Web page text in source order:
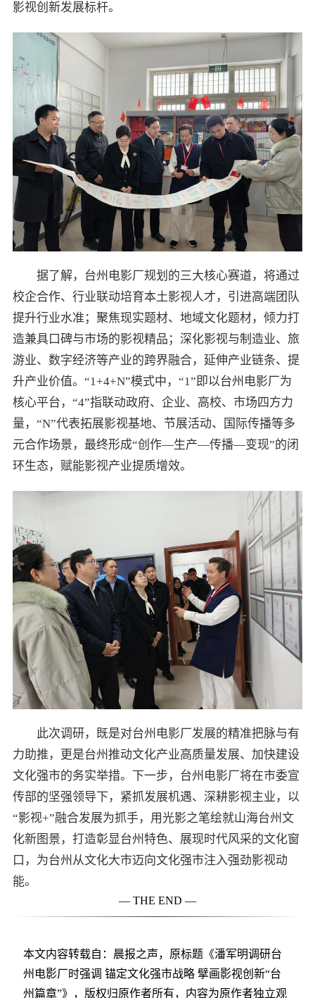
影视创新发展标杆。
据了解，台州电影厂规划的三大核心赛道，将通过
校企合作、行业联动培育本土影视人才，引进高端团队
提升行业水准；聚焦现实题材、地域文化题材，倾力打
造兼具口碑与市场的影视精品；深化影视与制造业、旅
游业、数字经济等产业的跨界融合，延伸产业链条、提
升产业价值。“1+4+N”模式中，“1”即以台州电影厂为
核心平台，“4”指联动政府、企业、高校、市场四方力
量，“N”代表拓展影视基地、节展活动、国际传播等多
元合作场景，最终形成“创作—生产—传播—变现”的闭
环生态，赋能影视产业提质增效。
此次调研，既是对台州电影厂发展的精准把脉与有
力助推，更是台州推动文化产业高质量发展、加快建设
文化强市的务实举措。下一步，台州电影厂将在市委宣
传部的坚强领导下，紧抓发展机遇、深耕影视主业，以
“影视+”融合发展为抓手，用光影之笔绘就山海台州文
化新图景，打造彰显台州特色、展现时代风采的文化窗
口，为台州从文化大市迈向文化强市注入强劲影视动
能。
— THE END —
本文内容转载自：晨报之声，原标题《潘军明调研台
州电影厂时强调 锚定文化强市战略 擘画影视创新“台
州篇章”》，版权归原作者所有，内容为原作者独立观